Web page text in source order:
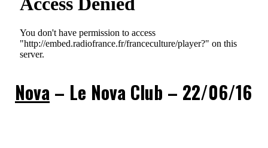
Nova – Le Nova Club – 22/06/16